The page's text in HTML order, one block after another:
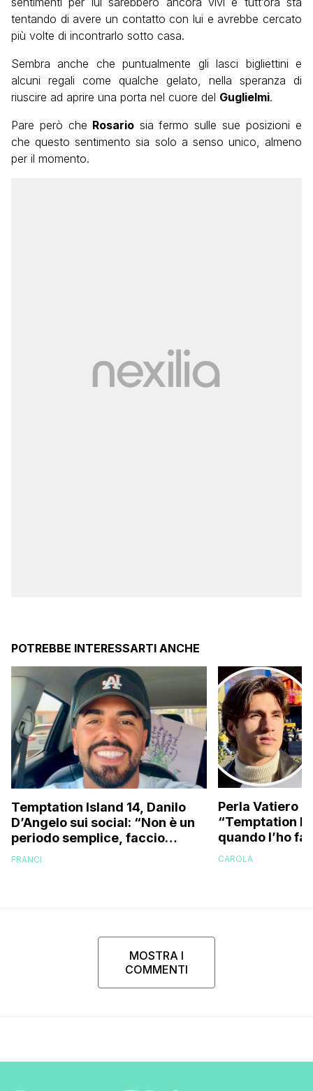
tentando di avere un contatto con lui e avrebbe cercato
più volte di incontrarlo sotto casa.
Sembra anche che puntualmente gli lasci bigliettini e
alcuni regali come qualche gelato, nella speranza di
riuscire ad aprire una porta nel cuore del Guglielmi.
Pare però che Rosariosia fermo sulle sue posizioni e
che questo sentimento sia solo a senso unico, almeno
per il momento.
POTREBBE INTERESSARTI ANCHE
Temptation Island 14, Danilo
D’Angelo sui social: “Non è un
periodo semplice, faccio
fatica…”
FRANCI
Perla Vatiero
“Temptation
quando l’ho
a guardarlo
CAROLA
MOSTRA I
COMMENTI